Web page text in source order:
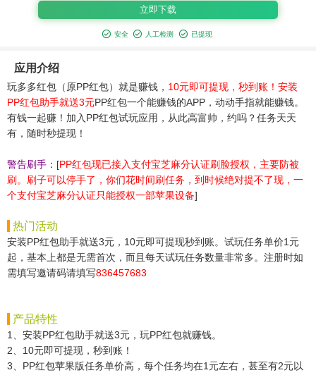
立即下载
安全 人工检测 已提现
应用介绍
玩多多红包（原PP红包）就是赚钱， 10元即可提现，秒到账！安装
PP红包助手就送3元PP红包一个能赚钱的APP，动动手指就能赚钱。
有钱一起赚！加入PP红包试玩应用，从此高富帅，约吗？任务天天
有，随时秒提现！
警告刷手： [PP红包现已接入支付宝芝麻分认证刷脸授权，主要防被
刷。刷子可以停手了，你们花时间刷任务，到时候绝对提不了现，一
个支付宝芝麻分认证只能授权一部苹果设备]
热门活动
安装PP红包助手就送3元，10元即可提现秒到账。试玩任务单价1元
起，基本上都是无需首次，而且每天试玩任务数量非常多。注册时如
需填写邀请码请填写836457683
产品特性
1、安装PP红包助手就送3元，玩PP红包就赚钱。
2、10元即可提现，秒到账！
3、PP红包苹果版任务单价高，每个任务均在1元左右，甚至有2元以